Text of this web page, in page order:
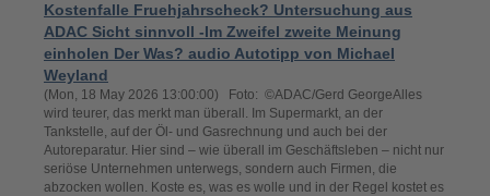
Kostenfalle Fruehjahrscheck? Untersuchung aus
ADAC Sicht sinnvoll -Im Zweifel zweite Meinung
einholen Der Was? audio Autotipp von Michael
Weyland
(Mon, 18 May 2026 13:00:00) Foto: ©ADAC/Gerd GeorgeAlles
wird teurer, das merkt man überall. Im Supermarkt, an der
Tankstelle, auf der Öl- und Gasrechnung und auch bei der
Autoreparatur. Hier sind – wie überall im Geschäftsleben – nicht nur
seriöse Unternehmen unterwegs, sondern auch Firmen, die
abzocken wollen. Koste es, was es wolle und in der Regel kostet es